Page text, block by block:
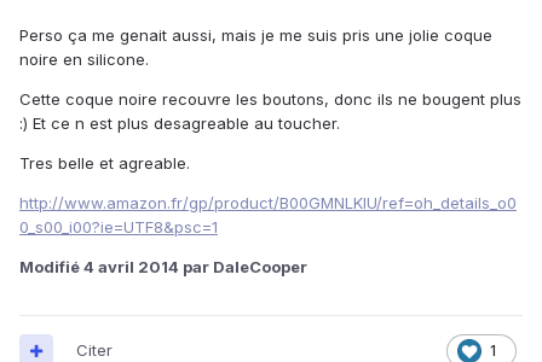
Perso ça me genait aussi, mais je me suis pris une jolie coque
noire en silicone.
Cette coque noire recouvre les boutons, donc ils ne bougent plus
:) Et ce n est plus desagreable au toucher.
Tres belle et agreable.
http://www.amazon.fr/gp/product/B00GMNLKIU/ref=oh_details_o0
0_s00_i00?ie=UTF8&psc=1
Modifié4 avril 2014 par DaleCooper
1
Citer